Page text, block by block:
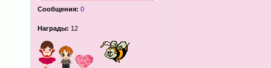
Сообщения: 0
Награды: 12